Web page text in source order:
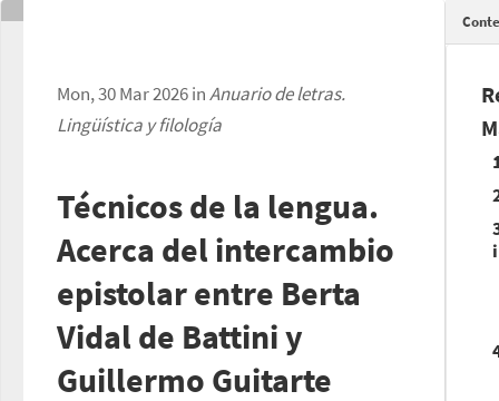
Mon, 30 Mar 2026 inAnuario de letras.
Lingüística y filología
Técnicos de la lengua.
Acerca del intercambio
epistolar entre Berta
Vidal de Battini y
Guillermo Guitarte